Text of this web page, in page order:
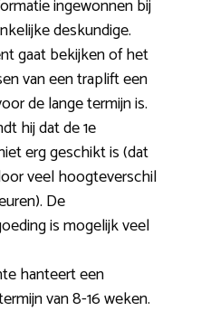
ingewonnen bij
deskundige.
gaat bekijken of het
van een traplift een
de lange termijn is.
hij dat de 1e
erg geschikt is (dat
veel hoogteverschil
De
is mogelijk veel
hanteert een
van 8-16 weken.